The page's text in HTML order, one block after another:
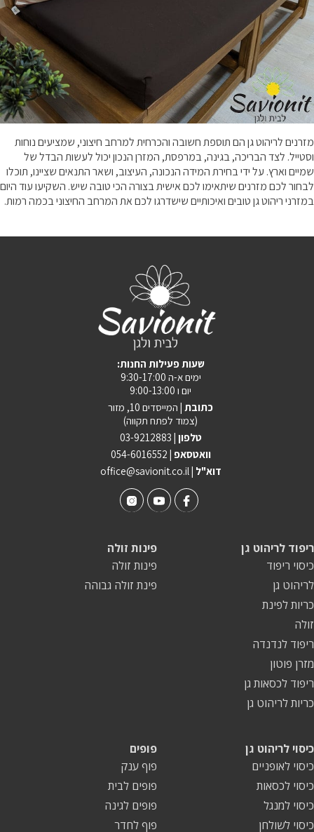
מזרנים לריהוט גן הם תוספת חשובה והכרחית למרחב חיצוני, שמציעים נוחות
וסטייל. לצד הבריכה, בגינה, במרפסת, המזרן הנכון יכול לעשות הבדל של
שמיים וארץ. על ידי בחירת המידה הנכונה, העיצוב, ושאר התנאים שציינו, תוכלו
לבחור לכם מזרנים שיתאימו לכם אישית בצורה הכי טובה שיש. השקיעו עוד היום
במזרני ריהוט גן טובים ואיכותיים שישדרגו לכם את המרחב החיצוני בכמה רמות.
:שעות פעילות החנות
ימים א-ה 9:30-17:00
יום ו 9:00-13:00
כתובת | המייסדים 10, מזור
(צמוד לפתח תקווה)
טלפון | 03-9212883
וואטסאפ | 054-6016552
office@savionit.co.il | דוא"ל
פינות זולה
פינות זולה
פינת זולה גבוהה
ריפוד לריהוט גן
כיסוי ריפוד
לריהוט גן
כריות לפינת
זולה
ריפוד לנדנדה
מזרן פוטון
ריפוד לכסאות גן
כריות לריהוט גן
פופים
פוף ענק
פופים לבית
פופים לגינה
פוף לחדר
כיסוי לריהוט גן
כיסוי לאופניים
כיסוי לכסאות
כיסוי למנגל
כיסוי לשולחן